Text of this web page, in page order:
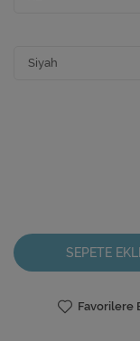
SEPETE
Favorilere